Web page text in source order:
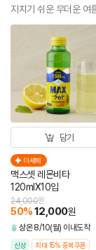
지치기 쉬운 무더운 여
담기
더세페
맥스셋 레몬비타
120mlX10입
50%12,000원
24,000원
상온 8/10(월) 이내도착
신상 최대 15% 중복쿠폰